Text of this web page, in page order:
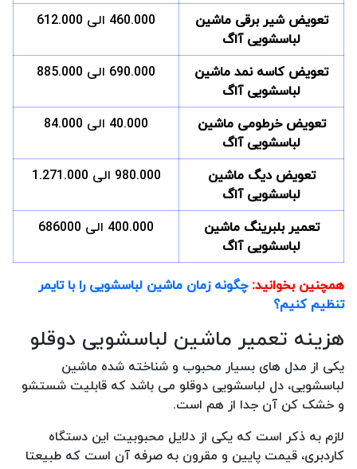
تعویض شیر برقی ماشین
لباسشویی آاگ
460.000 الی 612.000
تعویض کاسه نمد ماشین
لباسشویی آاگ
690.000 الی 885.000
تعویض خرطومی ماشین
لباسشویی آاگ
40.000 الی 84.000
تعویض دیگ ماشین
لباسشویی آاگ
980.000 الی 1.271.000
تعمیر بلبرینگ ماشین
لباسشویی آاگ
400.000 الی 686000
همچنین بخوانید:چگونه زمان ماشین لباسشویی را با تایمر
تنظیم کنیم؟
هزینه تعمیر ماشین لباسشویی دوقلو
یکی از مدل های بسیار محبوب و شناخته شده ماشین
لباسشویی، دل لباسشویی دوقلو می باشد که قابلیت شستشو
و خشک کن آن جدا از هم است.
لازم به ذکر است که یکی از دلایل محبوبیت این دستگاه
کاردبری، قیمت پایین و مقرون به صرفه آن است که طبیعتا